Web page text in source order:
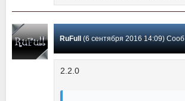
RuFull (6 сентября 2016 14:09) Сообщение #2
2.2.0